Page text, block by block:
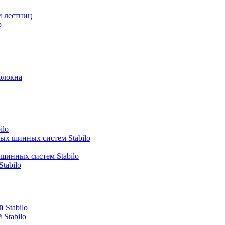
лестниц
шинных систем Stabilo
шинных систем Stabilo
Stabilo
Stabilo